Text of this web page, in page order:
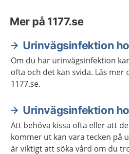
Mer på 1177.se
Urinvägsinfektion
Om du har urinvägsinfektion
ofta och det kan svida. Läs mer
1177.se.
Urinvägsinfektion
Att behöva kissa ofta eller att
kommer ut kan vara tecken på
är viktigt att söka vård om du